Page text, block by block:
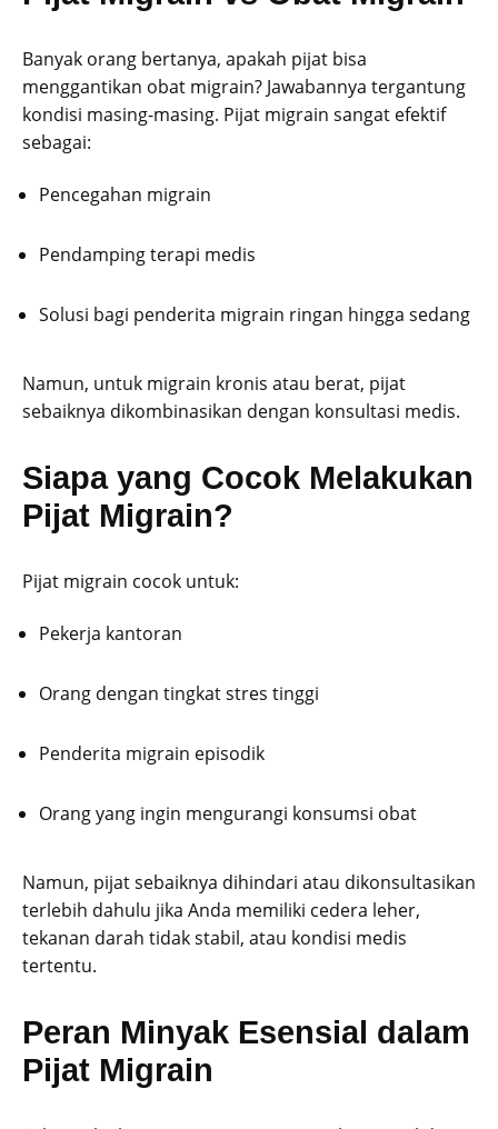
Banyak orang bertanya, apakah pijat bisa
menggantikan obat migrain? Jawabannya tergantung
kondisi masing-masing. Pijat migrain sangat efektif
sebagai:
Pencegahan migrain
Pendamping terapi medis
Solusi bagi penderita migrain ringan hingga sedang
Namun, untuk migrain kronis atau berat, pijat
sebaiknya dikombinasikan dengan konsultasi medis.
Siapa yang Cocok Melakukan
Pijat Migrain?
Pijat migrain cocok untuk:
Pekerja kantoran
Orang dengan tingkat stres tinggi
Penderita migrain episodik
Orang yang ingin mengurangi konsumsi obat
Namun, pijat sebaiknya dihindari atau dikonsultasikan
terlebih dahulu jika Anda memiliki cedera leher,
tekanan darah tidak stabil, atau kondisi medis
tertentu.
Peran Minyak Esensial dalam
Pijat Migrain